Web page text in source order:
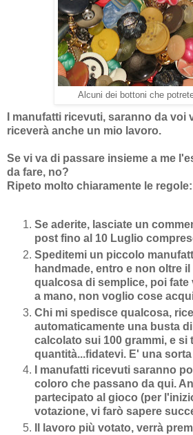
Alcuni dei bottoni che
I manufatti ricevuti, saranno da voi
riceverà anche un mio lavoro.
Se vi va di passare insieme a me
da fare, no?
Ripeto molto chiaramente le regole:
Se aderite, lasciate un
post fino al 10 Luglio
Speditemi un piccolo
handmade, entro e non oltre
qualcosa di semplice, poi fate
a mano, non voglio cose
Chi mi spedisce qualcosa,
automaticamente una busta
calcolato sui 100 grammi, e si
quantità...fidatevi. E' una
I manufatti ricevuti saranno
coloro che passano da qui.
partecipato al gioco (per
votazione, vi farò sapere
Il lavoro più votato, verrà